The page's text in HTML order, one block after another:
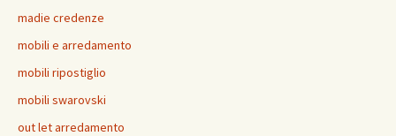
madie credenze
mobili e arredamento
mobili ripostiglio
mobili swarovski
out let arredamento